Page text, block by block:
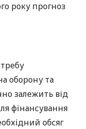
року прогноз
оборону та
залежить від
фінансування
обсяг